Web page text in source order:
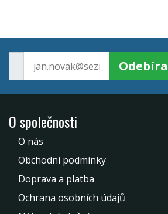
O společnosti
O nás
Obchodní podmínky
Doprava a platba
Ochrana osobních údajů